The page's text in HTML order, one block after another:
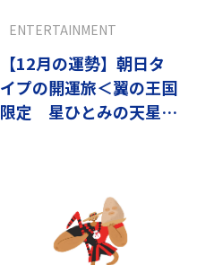
【12月の運勢】朝日タ
イプの開運旅＜翼の王国
限定 星ひとみの天星術
ENTERTAINMENT